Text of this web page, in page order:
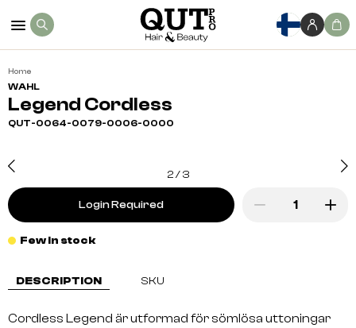
Home
WAHL
Legend Cordless
QUT-0064-0079-0006-0000
2/3
Login Required
Few in stock
DESCRIPTION SKU
Cordless Legend är utformad för sömlösa uttoningar